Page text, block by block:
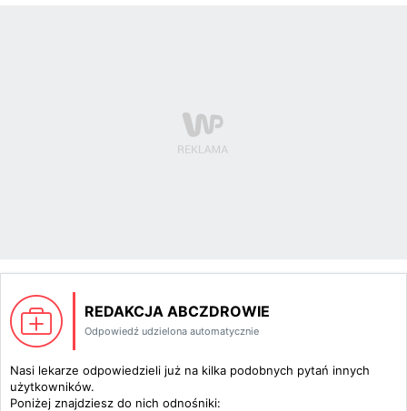
REDAKCJA ABCZDROWIE
Odpowiedź udzielona automatycznie
Nasi lekarze odpowiedzieli już na kilka podobnych pytań innych
użytkowników.
Poniżej znajdziesz do nich odnośniki: